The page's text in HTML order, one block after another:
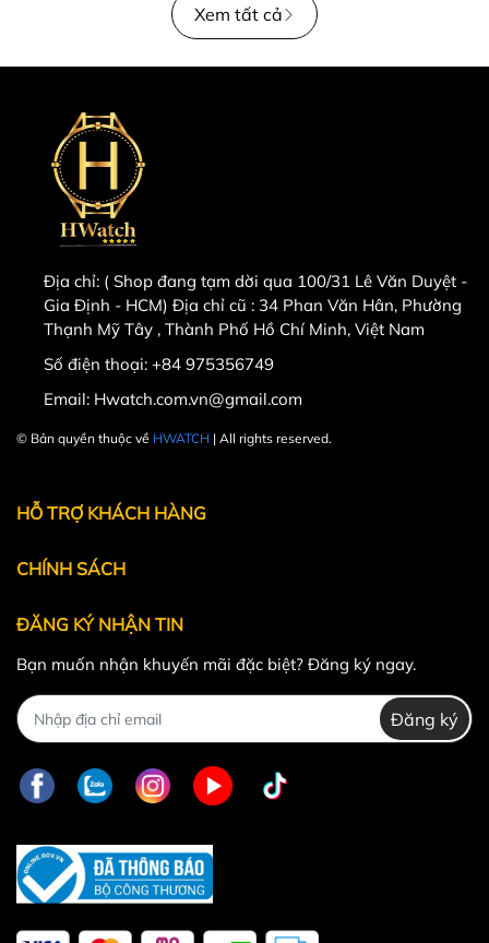
Xem tất cả
Địa chỉ: ( Shop đang tạm dời qua 100/31 Lê Văn Duyệt -
Gia Định - HCM) Địa chỉ cũ : 34 Phan Văn Hân, Phường
Thạnh Mỹ Tây , Thành Phố Hồ Chí Minh, Việt Nam
Số điện thoại: +84 975356749
Email: Hwatch.com.vn@gmail.com
© Bản quyền thuộc về HWATCH | All rights reserved.
HỖ TRỢ KHÁCH HÀNG
CHÍNH SÁCH
ĐĂNG KÝ NHẬN TIN
Bạn muốn nhận khuyến mãi đặc biệt? Đăng ký ngay.
Đăng ký